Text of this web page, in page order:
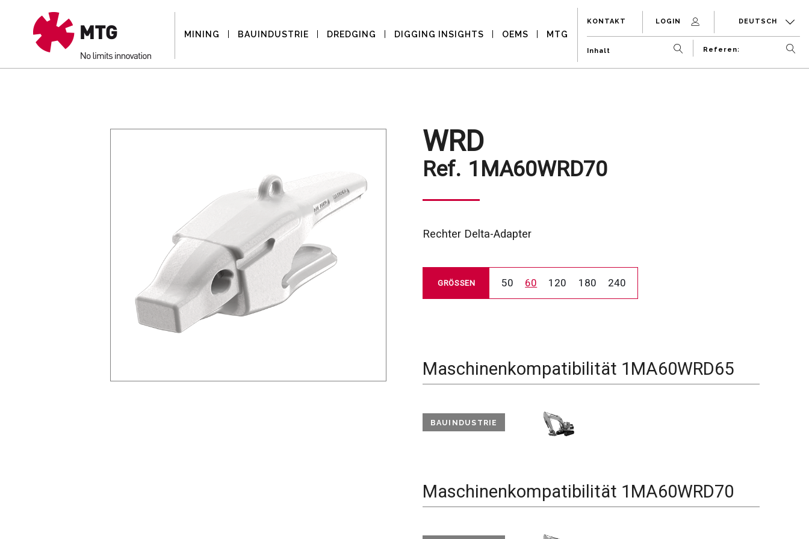
MINING BAUINDUSTRIE DREDGING DIGGING INSIGHTS OEMS MTG
KONTAKT LOGIN DEUTSCH
WRD
Ref. 1MA60WRD70
Rechter Delta-Adapter
GRÖSSEN 50 60 120 180 240
Maschinenkompatibilität 1MA60WRD65
BAUINDUSTRIE
Maschinenkompatibilität 1MA60WRD70